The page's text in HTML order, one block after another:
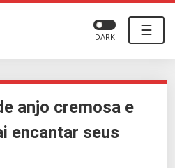
☰
DARK
anjo cremosa e
encantar seus